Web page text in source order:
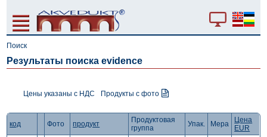
Поиск
Результаты поиска evidence
Цены указаны с НДС Продукты с фото
код Фото продукт
Продуктовая
группа
Упак. Мера
Цена
EUR